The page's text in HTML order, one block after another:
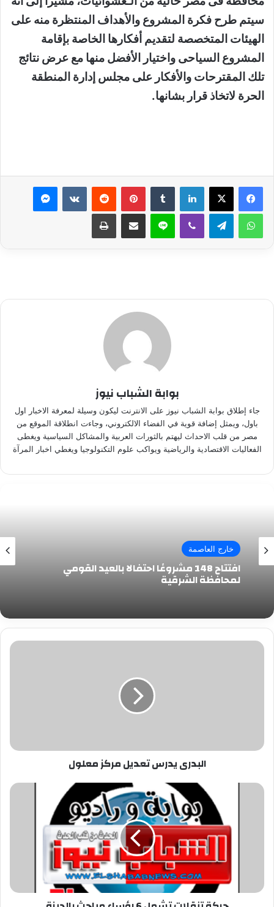
سيتم طرح فكرة المشروع والأهداف المنتظرة منه على
الهيئات المتخصصة لتقديم أفكارها الخاصة بإقامة
المشروع السياحى واختيار الأفضل منها مع عرض نتائج
تلك المقترحات والأفكار على مجلس إدارة المنطقة
الحرة لاتخاذ قرار بشانها.
لينكدإن بينتيريست ماسنجر
واتساب تيلقرام ڤايبر لاين مشاركة عبر البريد طباعة
بوابة الشباب نيوز
جاء إطلاق بوابة الشباب نيوز على الانترنت ليكون وسيلة لمعرفة الاخبار اول
باول، ويمثل إضافة قوية في الفضاء الالكتروني، وجاءت انطلاقة الموقع من
مصر من قلب الاحداث ليهتم بالثورات العربية والمشاكل السياسية ويغطى
الفعاليات الاقتصادية والرياضية ويواكب علوم التكنولوجيا ويغطي اخبار المرآة
خارج العاصمة
افتتاح 148 مشروعًا احتفالا بالعيد القومي
لمحافظة الشرقية
البدرى
البدرى يدرس تعديل مركز معلول
حركة